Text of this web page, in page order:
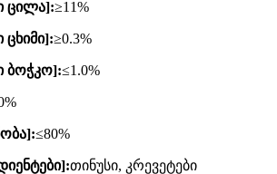
ცილა]:≥11%
≥0.3%
ბოჭკო]:≤1.0%
≤80%
თინუსი, კრევეტები